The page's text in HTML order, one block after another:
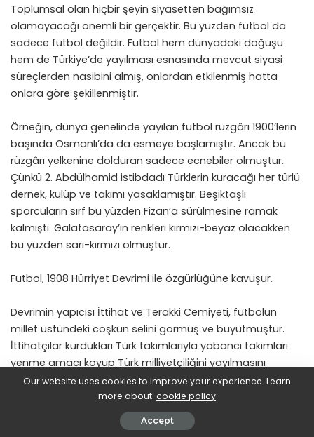
Toplumsal olan hiçbir şeyin siyasetten bağımsız
olamayacağı önemli bir gerçektir. Bu yüzden futbol da
sadece futbol değildir. Futbol hem dünyadaki doğuşu
hem de Türkiye’de yayılması esnasında mevcut siyasi
süreçlerden nasibini almış, onlardan etkilenmiş hatta
onlara göre şekillenmiştir.
Örneğin, dünya genelinde yayılan futbol rüzgârı 1900’lerin
başında Osmanlı’da da esmeye başlamıştır. Ancak bu
rüzgârı yelkenine dolduran sadece ecnebiler olmuştur.
Çünkü 2. Abdülhamid istibdadı Türklerin kuracağı her türlü
dernek, kulüp ve takımı yasaklamıştır. Beşiktaşlı
sporcuların sırf bu yüzden Fizan’a sürülmesine ramak
kalmıştı. Galatasaray’ın renkleri kırmızı-beyaz olacakken
bu yüzden sarı-kırmızı olmuştur.
Futbol, 1908 Hürriyet Devrimi ile özgürlüğüne kavuşur.
Devrimin yapıcısı İttihat ve Terakki Cemiyeti, futbolun
millet üstündeki coşkun selini görmüş ve büyütmüştür.
İttihatçılar kurdukları Türk takımlarıyla yabancı takımları
yenme amacı koyup Türk milliyetçiliğini yayılmasını
sağlamışlardır.
Cemiyet, Altınordu İdman Yurdu’nu işte bu amaçla kurar.
İttihat ve Terakki’nin resmi spor takımıdır. Adını da Türk
Our website uses cookies to improve your experience. Learn
more about: cookie policy
Accept